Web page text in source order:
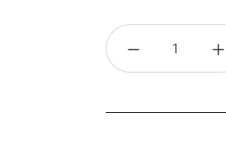
Produkt